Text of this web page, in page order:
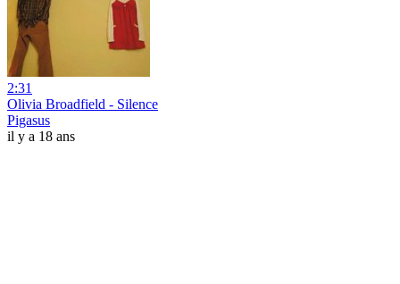
2:31
Olivia Broadfield - Silence
Pigasus
il y a 18 ans